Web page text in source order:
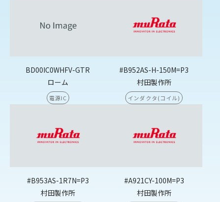
BD00IC0WHFV-GTR
ローム
電源IC
#B952AS-H-150M=P3
村田製作所
インダクタ(コイル)
#B953AS-1R7N=P3
村田製作所
#A921CY-100M=P3
村田製作所